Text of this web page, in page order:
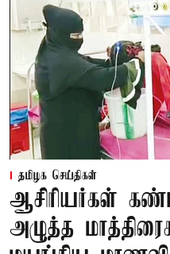
தமிழக செய்திகள்
ஆசிரியர்கள்
அழுத்த